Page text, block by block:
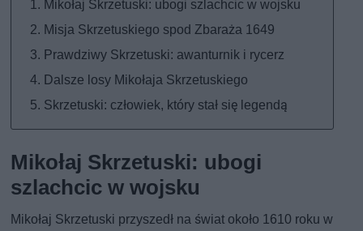
Mikołaj Skrzetuski: ubogi szlachcic w wojsku
Misja Skrzetuskiego spod Zbaraża 1649
Prawdziwy Skrzetuski: awanturnik i rycerz
Dalsze losy Mikołaja Skrzetuskiego
Skrzetuski: człowiek, który stał się legendą
Mikołaj Skrzetuski: ubogi
szlachcic w wojsku
Mikołaj Skrzetuski przyszedł na świat około 1610 roku w